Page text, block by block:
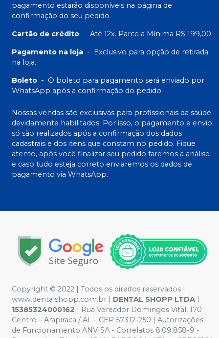
pagamento estarão disponíveis na página de
confirmação do seu pedido.
Cartão de crédito - Até 12x. Parcela Mínima R$ 199,00.
Pagamento na loja - Exclusivo para opção de retirada
na loja.
Boleto - O boleto para pagamento será enviado por
WhatsApp após a confirmação do pedido.
Nossas vendas são exclusivas para profissionais da saúde
devidamente habilitados. Por isso, o pagamento e envio
só são realizados após a confirmação dos dados
cadastrais e dos itens que constam no pedido. Fique
atento, após você finalizar seu pedido faremos a análise
e caso tudo esteja correto enviaremos os dados de
pagamento via WhatsApp.
Copyright © 2022 | Todos os direitos reservados |
www.dentalshopp.com.br | DENTAL SHOPP LTDA |
15385324000162 | Rua Vereador Domingos Vital, 170
Centro – Arapiraca / AL - CEP 57312-250 | Autorizações
de Funcionamento ANVISA - Correlatos 8.09.858-9 -